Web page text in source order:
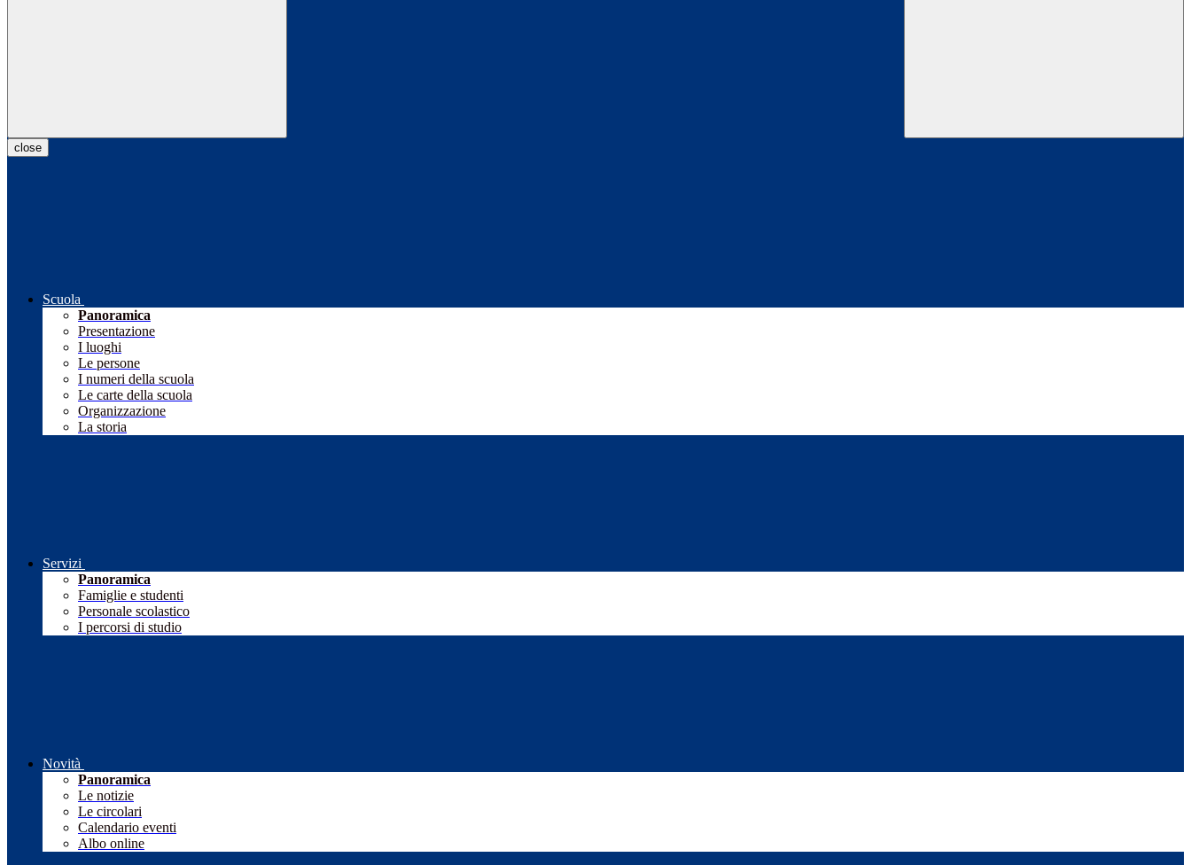
close
Scuola
Panoramica
Presentazione
I luoghi
Le persone
I numeri della scuola
Le carte della scuola
Organizzazione
La storia
Servizi
Panoramica
Famiglie e studenti
Personale scolastico
I percorsi di studio
Novità
Panoramica
Le notizie
Le circolari
Calendario eventi
Albo online